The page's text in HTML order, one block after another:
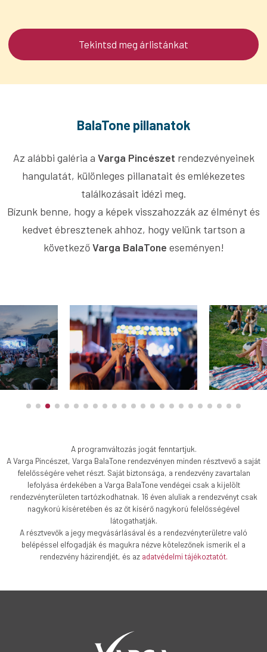
Tekintsd meg árlistánkat
BalaTone pillanatok
Az alábbi galéria a Varga Pincészet rendezvényeinek
hangulatát, különleges pillanatait és emlékezetes
találkozásait idézi meg.
Bízunk benne, hogy a képek visszahozzák az élményt és
kedvet ébresztenek ahhoz, hogy velünk tartson a
következőVarga BalaTone eseményen!
A programváltozás jogát fenntartjuk.
A Varga Pincészet, Varga BalaTone rendezvényen minden résztvevő a saját
felelősségére vehet részt. Saját biztonsága, a rendezvény zavartalan
lefolyása érdekében a Varga BalaTone vendégei csak a kijelölt
rendezvényterületen tartózkodhatnak. 16 éven aluliak a rendezvényt csak
nagykorú kíséretében és az őt kísérő nagykorú felelősségével
látogathatják.
A résztvevők a jegy megvásárlásával és a rendezvényterületre való
belépéssel elfogadják és magukra nézve kötelezőnek ismerik el a
rendezvény házirendjét, és az adatvédelmi tájékoztatót.